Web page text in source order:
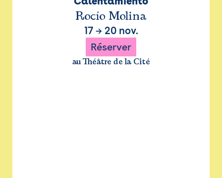
Rocío Molina
17→ 20 nov.
Réserver
au Théâtre de la Cité